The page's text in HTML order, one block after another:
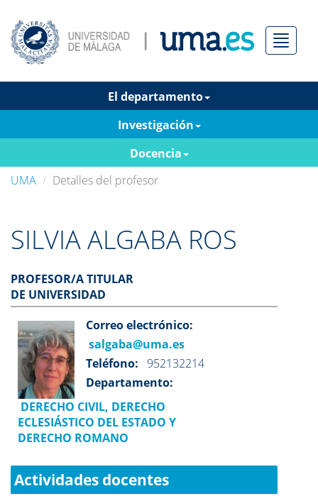
Menú
El departamento
Investigación
Docencia
UMA
Detalles del profesor
SILVIA ALGABA ROS
PROFESOR/A TITULAR
DE UNIVERSIDAD
Correo electrónico:
salgaba@uma.es
Teléfono: 952132214
Departamento:
DERECHO CIVIL, DERECHO
ECLESIÁSTICO DEL ESTADO Y
DERECHO ROMANO
Actividades docentes